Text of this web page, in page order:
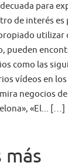
para
de interés es
utilizar
pueden
como las
vídeos en
negocios
«El... […]
más